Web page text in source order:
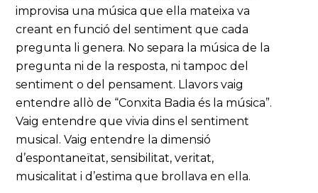
improvisa una música que ella mateixa va
creant en funció del sentiment que cada
pregunta li genera. No separa la música de la
pregunta ni de la resposta, ni tampoc del
sentiment o del pensament. Llavors vaig
entendre allò de “Conxita Badia és la música”.
Vaig entendre que vivia dins el sentiment
musical. Vaig entendre la dimensió
d’espontaneïtat, sensibilitat, veritat,
musicalitat i d’estima que brollava en ella.